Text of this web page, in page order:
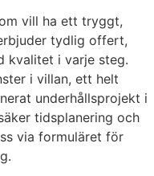
vill ha ett tryggt,
tydlig offert,
kvalitet i varje steg.
i villan, ett helt
underhållsprojekt i
tidsplanering och
via formuläret för